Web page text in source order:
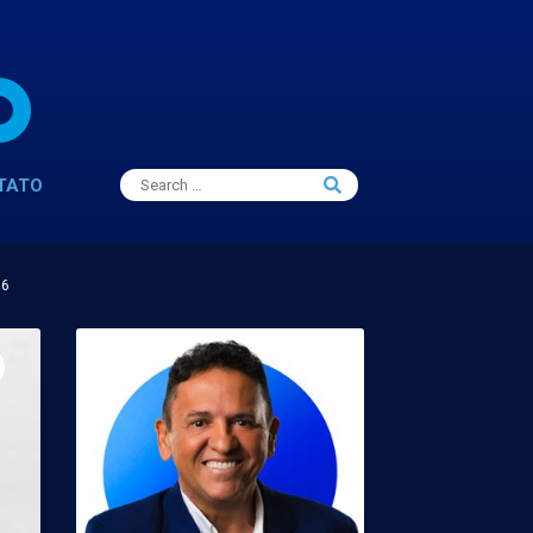
Search
for:
Search